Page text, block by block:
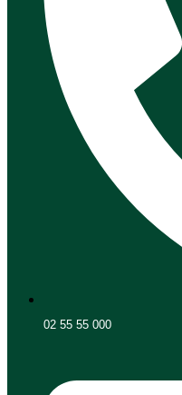
02 55 55 000